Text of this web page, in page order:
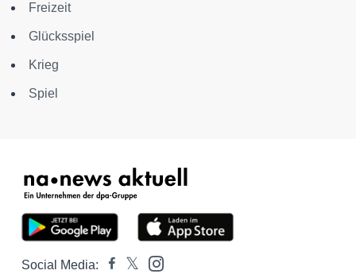
Freizeit
Glücksspiel
Krieg
Spiel
Social Media: